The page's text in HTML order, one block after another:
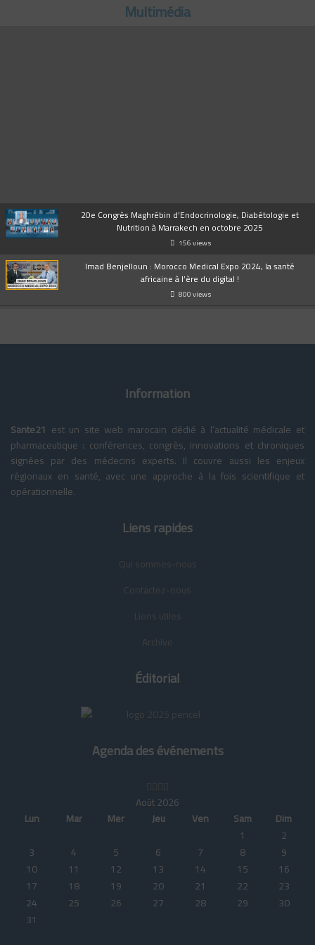
Multimédia
20e Congrès Maghrébin d’Endocrinologie, Diabétologie et
Nutrition à Marrakech en octobre 2025
156 views
Imad Benjelloun : Morocco Medical Expo 2024, la santé
africaine à l’ère du digital !
800 views
127 views
365 views
الندوة العلمية حول الجنسانية في عصر الرقمنة على القناة الثانية
26 views
123 views
263 views
Carrefour Santé avec Dr Hicham BAHIRI : les gestes vitaux
280 views
Carrefour santé reçoit Pr Nezha Ben Raïs : Médecine nucléaire
Information
Sante21 est un site web marocain dédié à l’actualité médicale et
pharmaceutique : conférences, congrès, innovations et chroniques
signées par des médecins experts. Il couvre aussi les enjeux
régionaux en santé, avec une approche à la fois scientifique et
opérationnelle.
Liens rapides
Qui sommes-nous
Contactez-nous
Liens utiles
Archive
Éditorial
Agenda des événements
Août 2026
Lun
Mar Mer Jeu Ven Sam
Dim
1
2
3
4 5 6 7 8
9
10
11 12 13 14 15
16
17
18 19 20 21 22
23
24
25 26 27 28 29
30
31